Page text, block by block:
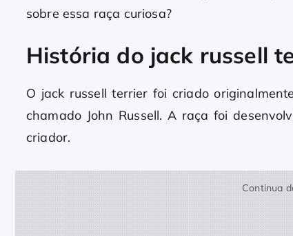
sobre essa raça curiosa?
História do jack russell
O jack russell terrier foi criado
chamado John Russell. A raça foi
criador.
Continua